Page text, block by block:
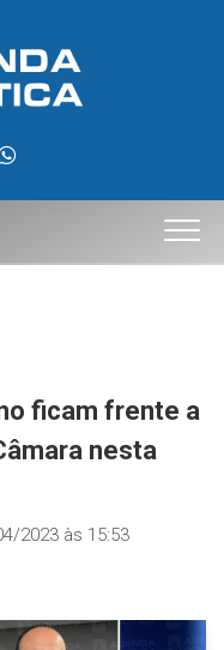
ficam frente a
nesta
2023 às 15:53